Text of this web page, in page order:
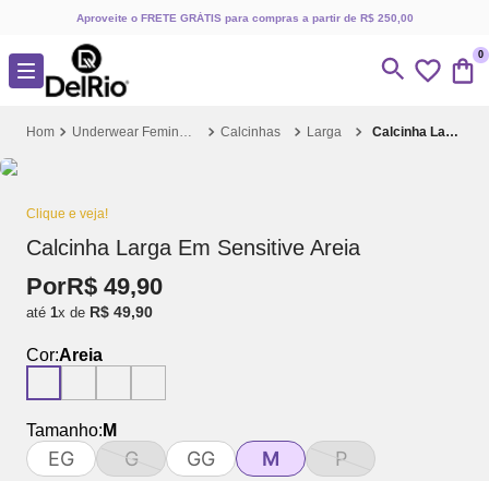
Aproveite o FRETE GRÁTIS para compras a partir de R$ 250,00
0
Underwear Feminino Calcinhas Larga Calcinha Larga Em Sensitive Areia
Clique e veja!
Calcinha Larga Em Sensitive Areia
PorR$ 49,90
até 1x de R$ 49,90
Cor:Areia
Tamanho: M
EG G GG M P